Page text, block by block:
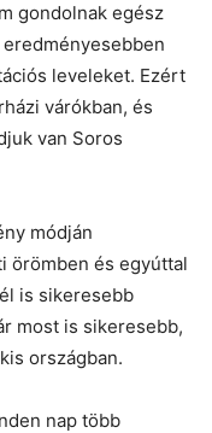
gondolnak egész
leveleket. Ezért
várókban, és
van Soros
módján
örömben és egyúttal
is sikeresebb
most is sikeresebb,
országban.
nap több